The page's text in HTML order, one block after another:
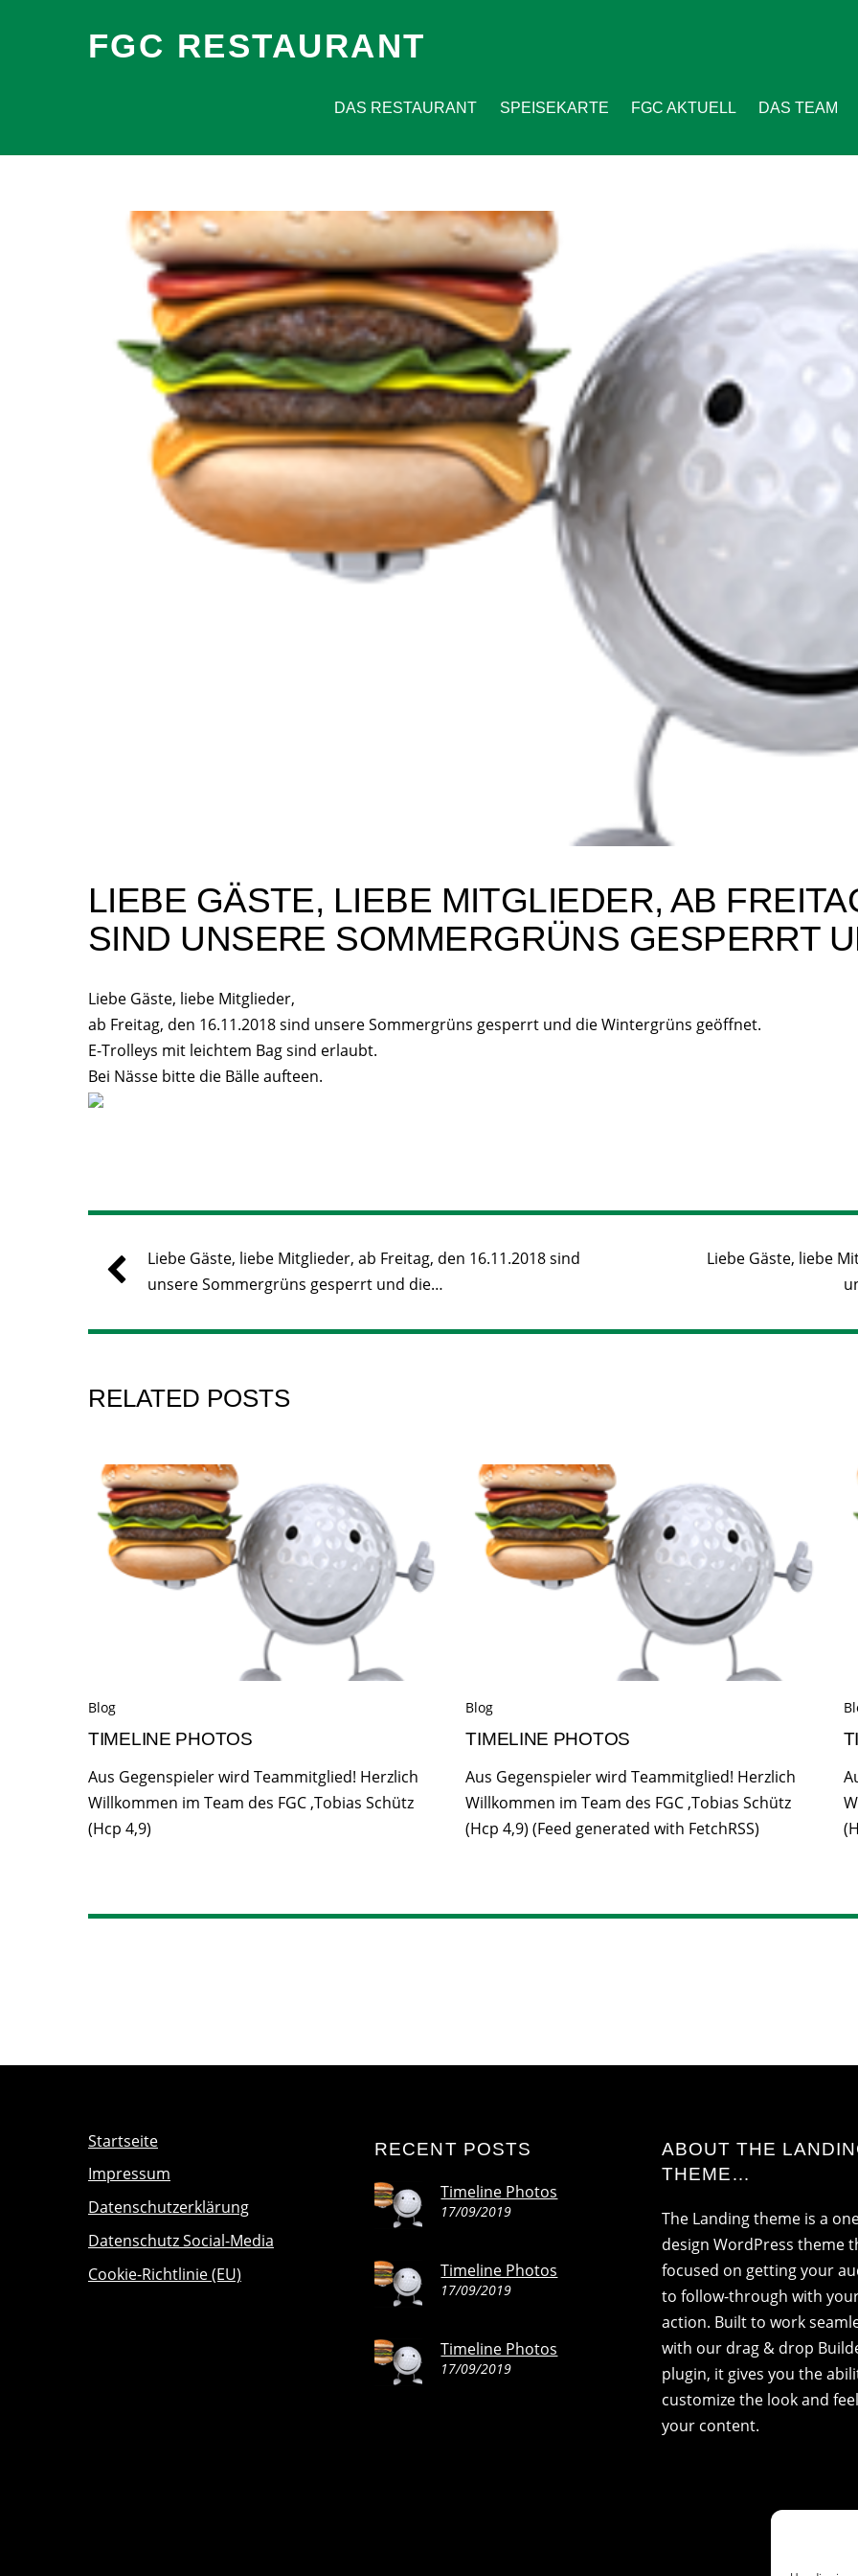
FGC RESTAURANT
DAS RESTAURANT SPEISEKARTE FGC AKTUELL DAS TEAM
LIEBE GÄSTE, LIEBE MITGLIEDER, AB
SIND UNSERE SOMMERGRÜNS GESPERRT
Liebe Gäste, liebe Mitglieder,
ab Freitag, den 16.11.2018 sind unsere Sommergrüns gesperrt und die Wintergrüns geöffnet.
E-Trolleys mit leichtem Bag sind erlaubt.
Bei Nässe bitte die Bälle aufteen.
Liebe Gäste, liebe Mitglieder, ab Freitag, den 16.11.2018 sind
unsere Sommergrüns gesperrt und die…
Liebe Gäste, liebe
RELATED POSTS
Blog
TIMELINE PHOTOS
Aus Gegenspieler wird Teammitglied! Herzlich
Willkommen im Team des FGC ,Tobias Schütz
(Hcp 4,9)
Blog
TIMELINE PHOTOS
Aus Gegenspieler wird Teammitglied! Herzlich
Willkommen im Team des FGC ,Tobias Schütz
(Hcp 4,9) (Feed generated with FetchRSS)
Startseite
Impressum
Datenschutzerklärung
Datenschutz Social-Media
Cookie-Richtlinie (EU)
RECENT POSTS
Timeline Photos
17/09/2019
Timeline Photos
17/09/2019
Timeline Photos
17/09/2019
ABOUT THE
THEME…
The Landing theme is a
design WordPress theme
focused on getting your
to follow-through with
action. Built to work
with our drag & drop
plugin, it gives you the
customize the look and
your content.